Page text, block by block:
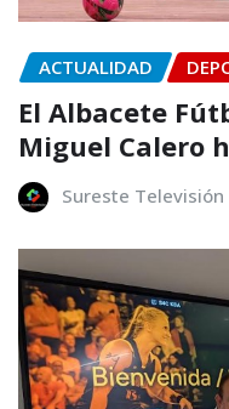
ACTUALIDAD
El Albacete
Miguel Calero
Sureste Televisión